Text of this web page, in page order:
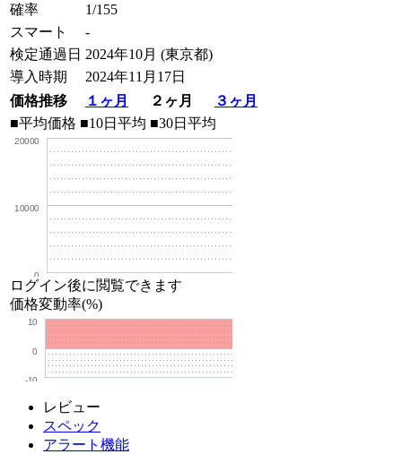
確率
1/155
スマート
-
検定通過日 2024年10月 (東京都)
導入時期
2024年11月17日
価格推移
１ヶ月 ２ヶ月
３ヶ月
■平均価格 ■10日平均 ■30日平均
0
10000
20000
ログイン後に閲覧できます
価格変動率(%)
-10
0
10
レビュー
スペック
アラート機能